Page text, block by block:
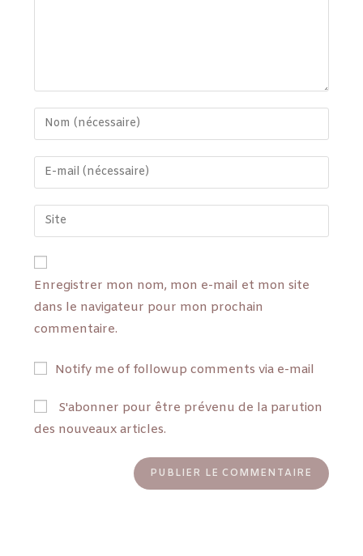
Enregistrer mon nom, mon e-mail et mon site
dans le navigateur pour mon prochain
commentaire.
Notify me of followup comments via e-mail
S'abonner pour être prévenu de la parution
des nouveaux articles.